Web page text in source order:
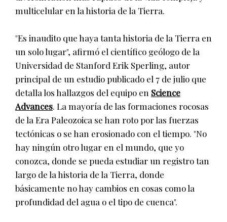
multicelular en la historia de la Tierra.
"Es inaudito que haya tanta historia de la Tierra en
un solo lugar", afirmó el científico geólogo de la
Universidad de Stanford Erik Sperling, autor
principal de un estudio publicado el 7 de julio que
detalla los hallazgos del equipo en Science
Advances. La mayoría de las formaciones rocosas
de la Era Paleozoica se han roto por las fuerzas
tectónicas o se han erosionado con el tiempo. "No
hay ningún otro lugar en el mundo, que yo
conozca, donde se pueda estudiar un registro tan
largo de la historia de la Tierra, donde
básicamente no hay cambios en cosas como la
profundidad del agua o el tipo de cuenca".